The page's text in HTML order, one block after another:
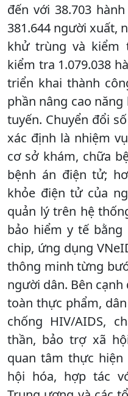
đến với 38.703
381.644 người xuất,
khử trùng và kiểm
kiểm tra 1.079.038
triển khai thành
phần nâng cao
tuyến. Chuyển đổi
xác định là nhiệm
cơ sở khám, chữa
bệnh án điện tử;
khỏe điện tử của
quản lý trên hệ
bảo hiểm y tế bằng
chip, ứng dụng
thông minh từng
người dân. Bên
toàn thực phẩm,
chống HIV/AIDS,
thần, bảo trợ xã
quan tâm thực hiện
hội hóa, hợp tác